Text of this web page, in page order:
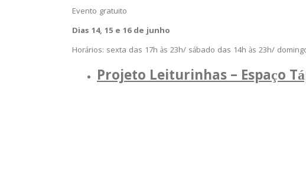
Evento gratuito
Dias 14, 15 e 16 de junho
Horários: sexta das 17h às 23h/ sábado das 14h às 23h/
Projeto Leiturinhas – Espaço